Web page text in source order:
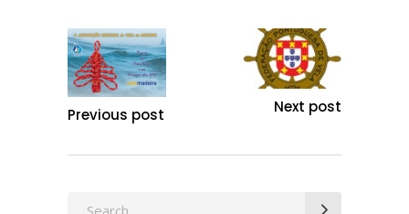
Previous post Next post
Search